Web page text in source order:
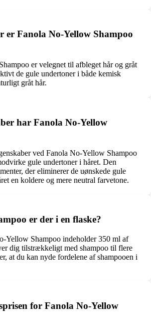
er Fanola No-Yellow Shampoo
er velegnet til afbleget hår og gråt
de gule undertoner i både kemisk
gråt hår.
har Fanola No-Yellow
ved Fanola No-Yellow Shampoo
gule undertoner i håret. Den
der eliminerer de uønskede gule
en koldere og mere neutral farvetone.
er der i en flaske?
Yellow Shampoo indeholder 350 ml af
dig tilstrækkeligt med shampoo til flere
at du kan nyde fordelene af shampooen i
for Fanola No-Yellow